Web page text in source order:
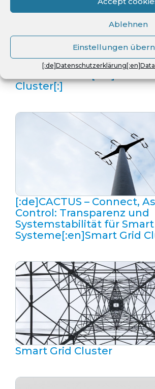
Ablehnen
Einstellungen
[:de]SECProMo – Sicheres
Energiemanagement
Steuerung von Prosumern
Smart-Meter-Gateway
wiederverwendbare
Cluster[:]
[:de]CACTUS – Connect,
Control: Transparenz und
Systemstabilität für
Systeme[:en]Smart Grid
Smart Grid Cluster